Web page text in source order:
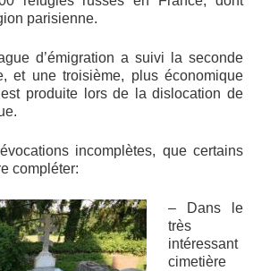
parisienne.
d’émigration a suivi la seconde
et une troisième, plus économique
produite lors de la dislocation de
incomplètes, que certains
compléter:
– Dans le
très
intéressant
cimetière